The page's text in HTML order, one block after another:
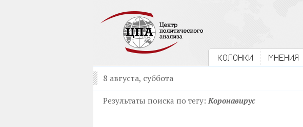
КОЛОНКИ МНЕНИЯ
8 августа, суббота
Результаты поиска по тегу:Коронавирус